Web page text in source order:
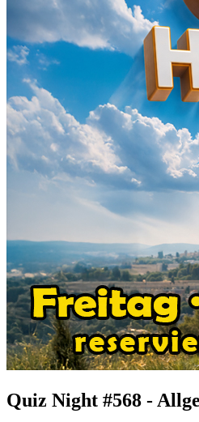
Quiz Night #568 -